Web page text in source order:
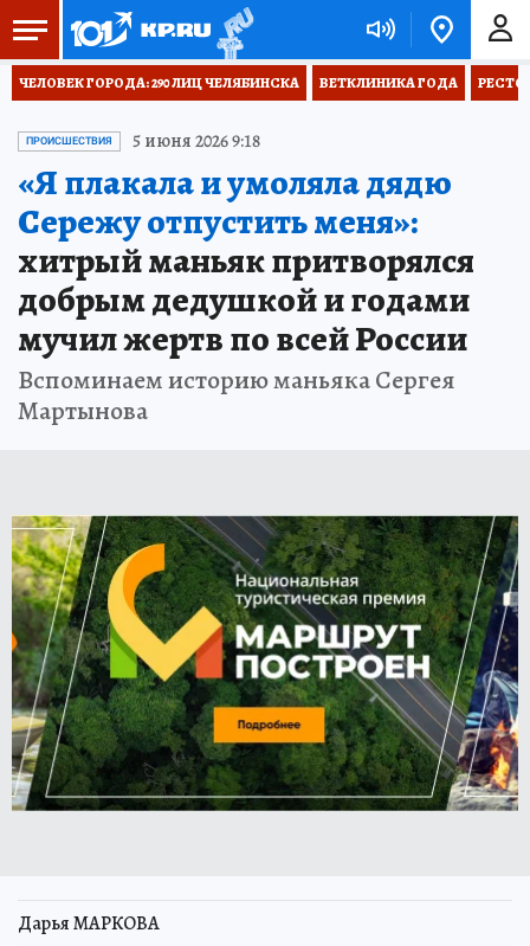
ЧЕЛОВЕК ГОРОДА: 290 ЛИЦ ЧЕЛЯБИНСКА ВЕТКЛИНИКА ГОДА
ПРОИСШЕСТВИЯ 5 июня 2026 9:18
«Я плакала и умоляла дядю
Сережу отпустить меня»:
хитрый маньяк притворялся
добрым дедушкой и годами
мучил жертв по всей России
Вспоминаем историю маньяка Сергея
Мартынова
Дарья МАРКОВА